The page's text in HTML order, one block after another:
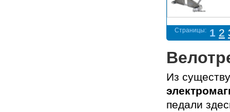
Страницы: 1 2
Из
педали